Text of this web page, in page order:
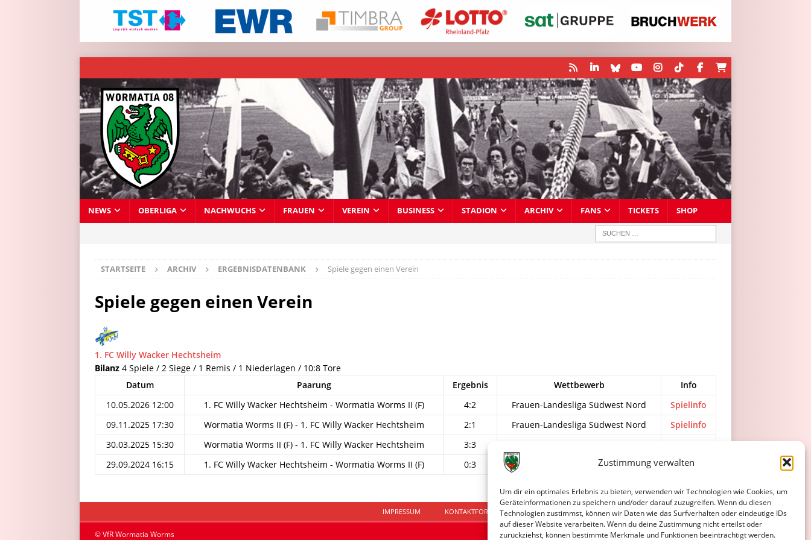
Zustimmung verwalten
Um dir ein optimales Erlebnis zu bieten, verwenden wir Technologien wie Cookies, um
Geräteinformationen zu speichern und/oder darauf zuzugreifen. Wenn du diesen
Technologien zustimmst, können wir Daten wie das Surfverhalten oder eindeutige IDs
auf dieser Website verarbeiten. Wenn du deine Zustimmung nicht erteilst oder
zurückziehst, können bestimmte Merkmale und Funktionen beeinträchtigt werden.
NEWS OBERLIGA NACHWUCHS FRAUEN VEREIN BUSINESS STADION ARCHIV FANS TICKETS SHOP
STARTSEITE ARCHIV ERGEBNISDATENBANK Spiele gegen einen Verein
Spiele gegen einen Verein
1. FC Willy Wacker Hechtsheim
Bilanz 4 Spiele / 2 Siege / 1 Remis / 1 Niederlagen / 10:8 Tore
Datum
Paarung Ergebnis Wettbewerb
Info
10.05.2026 12:00
1. FC Willy Wacker Hechtsheim - Wormatia Worms II (F) 4:2 Frauen-Landesliga Südwest Nord
Spielinfo
09.11.2025 17:30
Wormatia Worms II (F) - 1. FC Willy Wacker Hechtsheim 2:1 Frauen-Landesliga Südwest Nord
Spielinfo
30.03.2025 15:30
Wormatia Worms II (F) - 1. FC Willy Wacker Hechtsheim 3:3
29.09.2024 16:15
1. FC Willy Wacker Hechtsheim - Wormatia Worms II (F) 0:3 Frauen-Landesliga Südwest Nord Spielinfo
IMPRESSUM KONTAKTFORMULAR DATENSCHUTZERKLÄRUNG COOKIE-RICHTLINIE (EU)
© VfR Wormatia Worms